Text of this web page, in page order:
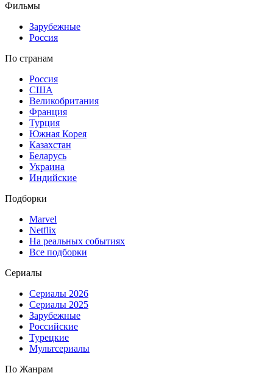
Фильмы
Зарубежные
Россия
По странам
Россия
США
Великобритания
Франция
Турция
Южная Корея
Казахстан
Беларусь
Украина
Индийские
Подборки
Marvel
Netflix
На реальных событиях
Все подборки
Сериалы
Сериалы 2026
Сериалы 2025
Зарубежные
Российские
Турецкие
Мультсериалы
По Жанрам